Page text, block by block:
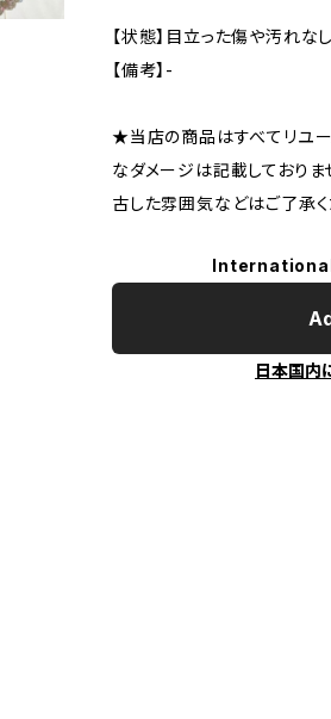
【状態】目立った傷や汚れなし
【備考】-
★当店の商品はすべてリユー
なダメージは記載しており
古した雰囲気などはご了承く
日本国内